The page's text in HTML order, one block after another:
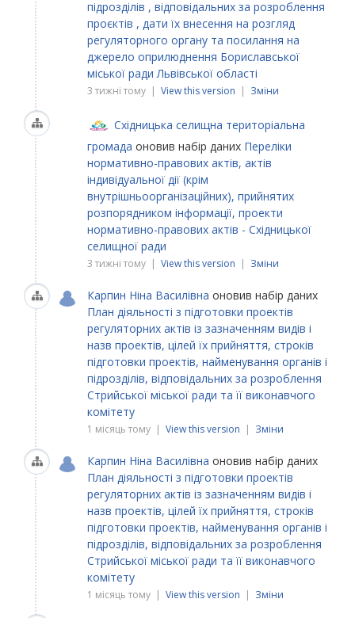
підрозділів , відповідальних за розроблення
проєктів , дати їх внесення на розгляд
регуляторного органу та посилання на
джерело оприлюднення Бориславської
міської ради Львівської області
3 тижні тому | View this version | Зміни
Східницька селищна територіальна
громада оновив набір даних Переліки
нормативно-правових актів, актів
індивідуальної дії (крім
внутрішньоорганізаційних), прийнятих
розпорядником інформації, проекти
нормативно-правових актів - Східницької
селищної ради
3 тижні тому | View this version | Зміни
Карпин Ніна Василівна оновив набір даних
План діяльності з підготовки проектів
регуляторних актів із зазначенням видів і
назв проектів, цілей їх прийняття, строків
підготовки проектів, найменування органів і
підрозділів, відповідальних за розроблення
Стрийської міської ради та її виконавчого
комітету
1 місяць тому | View this version | Зміни
Карпин Ніна Василівна оновив набір даних
План діяльності з підготовки проектів
регуляторних актів із зазначенням видів і
назв проектів, цілей їх прийняття, строків
підготовки проектів, найменування органів і
підрозділів, відповідальних за розроблення
Стрийської міської ради та її виконавчого
комітету
1 місяць тому | View this version | Зміни